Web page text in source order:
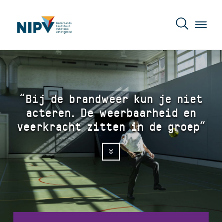
“Bij de brandweer kun je niet
acteren. De weerbaarheid en
veerkracht zitten in de groep”